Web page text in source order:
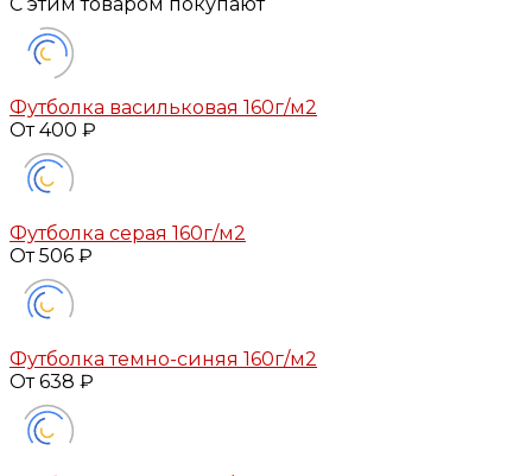
С этим товаром покупают
Футболка васильковая 160г/м2
От 400 ₽
Футболка серая 160г/м2
От 506 ₽
Футболка темно-синяя 160г/м2
От 638 ₽